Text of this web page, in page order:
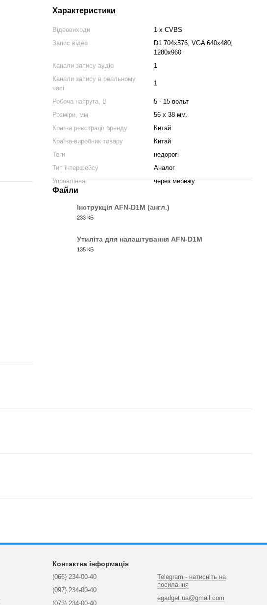
Характеристики
Відеовиходи
1 х CVBS
Запис відео
D1 704x576, VGA 640x480,
1280х960
Канали запису аудіо
1
Канали запису в реальному
часі
1
Робоча напруга, В
5 - 15 вольт
Розміри, мм
56 x 38 мм.
Країна реєстрації бренду
Китай
Країна-виробник товару
Китай
Теги
недорогі
Тип інтерфейсу
Аналог
Управління
через мережу
Файли
Інструкція AFN-D1M (англ.)
233 КБ
Утиліта для налаштування AFN-D1M
135 КБ
Контактна інформація
(066) 234-00-40
(097) 234-00-40
(073) 234-00-40
Telegram - натисніть на
посилання
egadget.ua@gmail.com